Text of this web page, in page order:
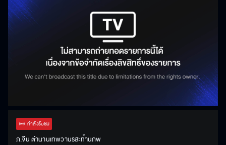
กำลังรับชม
ภ.จีน ตำนานเทพวานรสะท้านภพ